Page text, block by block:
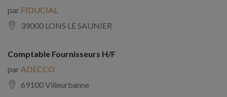
par FIDUCIAL
39000 LONS LE SAUNIER
Comptable Fournisseurs H/F
par ADECCO
69100 Villeurbanne